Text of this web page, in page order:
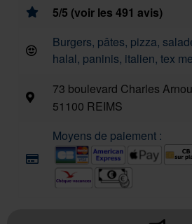
5/5 (voir les 491 avis)
Burgers, pâtes, pizza,
halal, paninis, italien, tex
73 boulevard Charles
51100 REIMS
Moyens de paiement :